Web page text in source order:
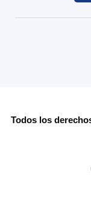
Todos los